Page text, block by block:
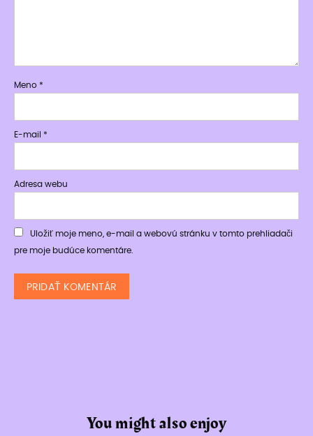
Meno *
E-mail *
Adresa webu
Uložiť moje meno, e-mail a webovú stránku v tomto prehliadači
pre moje budúce komentáre.
You might also enjoy